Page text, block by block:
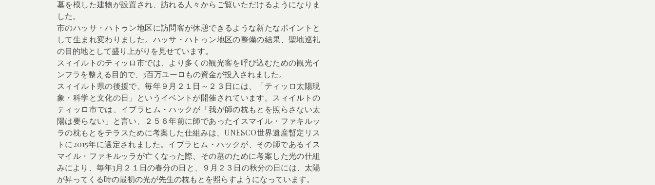
墓を模した建物が設置され、訪れる人々からご覧いただけるようになりま
した。
市のハッサ・ハトゥン地区に訪問客が休憩できるような新たなポイントと
して生まれ変わりました。ハッサ・ハトゥン地区の整備の結果、聖地巡礼
の目的地として盛り上がりを見せています。
スィイルトのティッロ市では、より多くの観光客を呼び込むための観光イ
ンフラを整える目的で、3百万ユーロもの資金が投入されました。
スィイルト県の後援で、毎年９月２１日～２３日には、「ティッロ太陽現
象・科学と文化の日」というイベントが開催されています。スィイルトの
ティッロ市では、イブラヒム・ハックが「我が師の枕もとを照らさない太
陽は要らない」と言い、２５６年前に師であったイスマイル・ファキルッ
ラの枕もとをテラスために考案した仕組みは、UNESCO世界遺産暫定リス
トに2015年に選定されました。イブラヒム・ハックが、その師であるイス
マイル・ファキルッラが亡くなった際、その墓のために考案した光の仕組
みにより、毎年3月２１日の春分の日と、９月２３日の秋分の日には、太陽
が昇ってくる時の最初の光が先生の枕もとを照らすようになっています。